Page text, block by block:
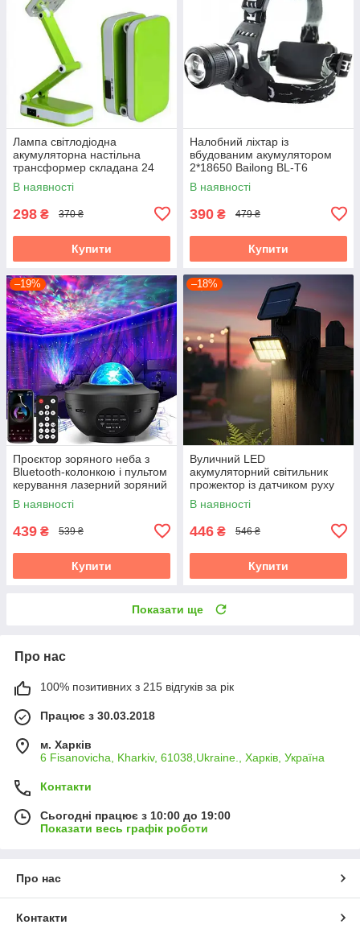
Лампа світлодіодна
акумуляторна настільна
трансформер складана 24
LED
В наявності
298 ₴ 370 ₴
Купити
Налобний ліхтар із
вбудованим акумулятором
2*18650 Bailong BL-T6
чорний
В наявності
390 ₴ 479 ₴
Купити
–19%
Проєктор зоряного неба з
Bluetooth-колонкою і пультом
керування лазерний зоряний
нічник
В наявності
439 ₴ 539 ₴
Купити
–18%
Вуличний LED
акумуляторний світильник
прожектор із датчиком руху
на сонячній батареї GL-10
cob 2400mA
В наявності
446 ₴ 546 ₴
Купити
Показати ще
Про нас
100% позитивних з 215 відгуків за рік
Працює з 30.03.2018
м. Харків
6 Fisanovicha, Kharkiv, 61038,Ukraine., Харків, Україна
Контакти
Сьогодні працює з 10:00 до 19:00
Показати весь графік роботи
Про нас
Контакти